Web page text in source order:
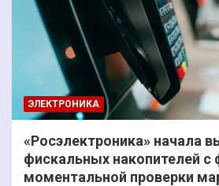
ЭЛЕКТРОНИКА
«Росэлектроника» начала
фискальных накопителей с
моментальной проверки